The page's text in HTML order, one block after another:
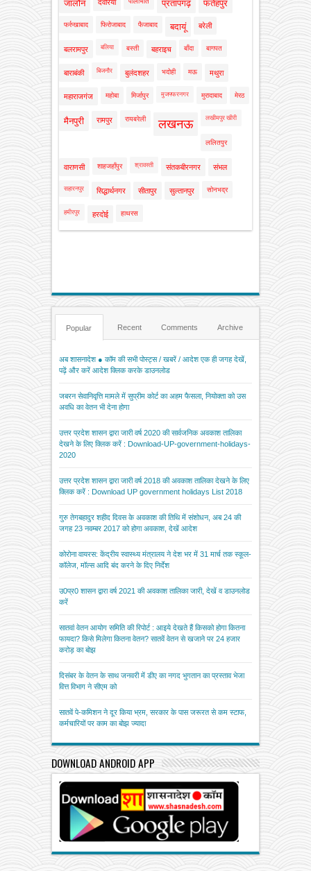
जालौन देवरिया प्रतापगढ़ फतेहपुर
फर्रुखाबाद फिरोजाबाद फैजाबाद बदायूं बरेली
बलरामपुर बलिया बस्ती बहराइच बाँदा बागपत
बाराबंकी बिजनौर बुलंदशहर भदोही मऊ मथुरा
महाराजगंज महोबा मिर्जापुर मुजफ्फरनगर मुरादाबाद मेरठ
मैनपुरी रामपुर रायबरेली लखनऊ लखीमपुर खीरी
ललितपुर
वाराणसी शाहजहाँपुर श्रावस्ती संतकबीरनगर संभल
सहारनपुर सिद्धार्थनगर सीतापुर सुल्तानपुर सोनभद्र
हमीरपुर हरदोई हाथरस
Popular Recent Comments Archive
अब शासनादेश ● कॉम की सभी पोस्ट्स / खबरें / आदेश एक ही जगह देखें,
पढ़ें और करें आदेश क्लिक करके डाउनलोड
जबरन सेवानिवृत्ति मामले में सुप्रीम कोर्ट का अहम फैसला, नियोक्ता को उस
अवधि का वेतन भी देना होगा
उत्तर प्रदेश शासन द्वारा जारी वर्ष 2020 की सार्वजनिक अवकाश तालिका
देखने के लिए क्लिक करें : Download-UP-government-holidays-
2020
उत्तर प्रदेश शासन द्वारा जारी वर्ष 2018 की अवकाश तालिका देखने के लिए
क्लिक करें : Download UP government holidays List 2018
गुरु तेगबहादुर शहीद दिवस के अवकाश की तिथि में संशोधन, अब 24 की
जगह 23 नवम्बर 2017 को होगा अवकाश, देखें आदेश
कोरोना वायरस: केंद्रीय स्वास्थ्य मंत्रालय ने देश भर में 31 मार्च तक स्कूल-
कॉलेज, मॉल्स आदि बंद करने के दिए निर्देश
उ0प्र0 शासन द्वारा वर्ष 2021 की अवकाश तालिका जारी, देखें व डाउनलोड
करें
सातवां वेतन आयोग समिति की रिपोर्ट : आइये देखते हैं किसको होगा कितना
फायदा? किसे मिलेगा कितना वेतन? सातवें वेतन से खजाने पर 24 हजार
करोड़ का बोझ
दिसंबर के वेतन के साथ जनवरी में डीए का नगद भुगतान का प्रस्ताव भेजा
वित्त विभाग ने सीएम को
सातवें पे-कमिशन ने दूर किया भ्रम, सरकार के पास जरूरत से कम स्टाफ,
कर्मचारियों पर काम का बोझ ज्यादा
DOWNLOAD ANDROID APP